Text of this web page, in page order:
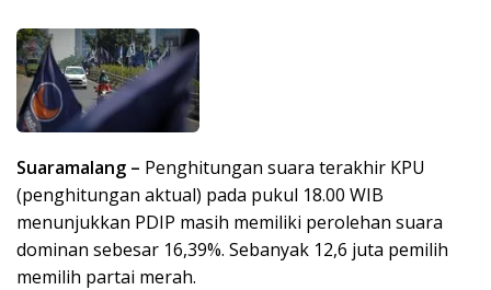
Suaramalang – Penghitungan suara terakhir KPU
(penghitungan aktual) pada pukul 18.00 WIB
menunjukkan PDIP masih memiliki perolehan suara
dominan sebesar 16,39%. Sebanyak 12,6 juta pemilih
memilih partai merah.